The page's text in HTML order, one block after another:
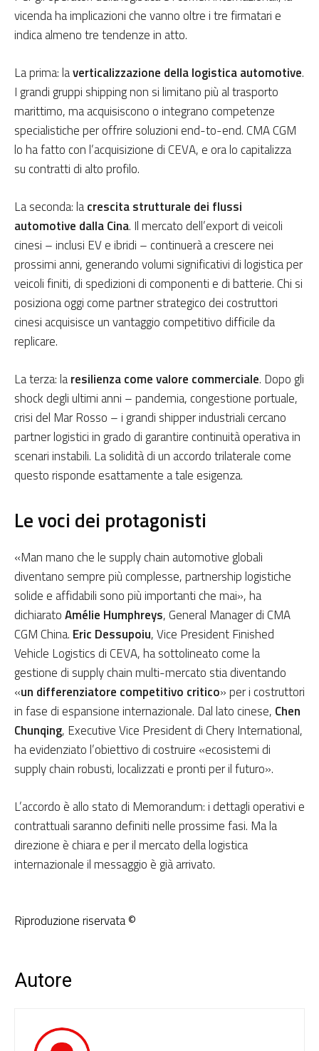
vicenda ha implicazioni che vanno oltre i tre firmatari e
indica almeno tre tendenze in atto.
La prima: laverticalizzazione della logistica automotive.
I grandi gruppi shipping non si limitano più al trasporto
marittimo, ma acquisiscono o integrano competenze
specialistiche per offrire soluzioni end-to-end. CMA CGM
lo ha fatto con l’acquisizione di CEVA, e ora lo capitalizza
su contratti di alto profilo.
La seconda: lacrescita strutturale dei flussi
automotive dalla Cina. Il mercato dell’export di veicoli
cinesi – inclusi EV e ibridi – continuerà a crescere nei
prossimi anni, generando volumi significativi di logistica per
veicoli finiti, di spedizioni di componenti e di batterie. Chi si
posiziona oggi come partner strategico dei costruttori
cinesi acquisisce un vantaggio competitivo difficile da
replicare.
La terza: laresilienza come valore commerciale. Dopo gli
shock degli ultimi anni – pandemia, congestione portuale,
crisi del Mar Rosso – i grandi shipper industriali cercano
partner logistici in grado di garantire continuità operativa in
scenari instabili. La solidità di un accordo trilaterale come
questo risponde esattamente a tale esigenza.
Le voci dei protagonisti
«Man mano che le supply chain automotive globali
diventano sempre più complesse, partnership logistiche
solide e affidabili sono più importanti che mai», ha
dichiaratoAmélie Humphreys, General Manager di CMA
CGM China. Eric Dessupoiu, Vice President Finished
Vehicle Logistics di CEVA, ha sottolineato come la
gestione di supply chain multi-mercato stia diventando
«un differenziatore competitivo critico» per i costruttori
in fase di espansione internazionale. Dal lato cinese, Chen
Chunqing, Executive Vice President di Chery International,
ha evidenziato l’obiettivo di costruire «ecosistemi di
supply chain robusti, localizzati e pronti per il futuro».
L’accordo è allo stato di Memorandum: i dettagli operativi e
contrattuali saranno definiti nelle prossime fasi. Ma la
direzione è chiara e per il mercato della logistica
internazionale il messaggio è già arrivato.
Riproduzione riservata ©
Autore